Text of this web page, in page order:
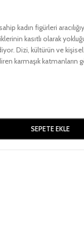
kadın figürleri
kasıtlı olarak
Dizi, kültürün ve
karmaşık
SEPETE EKLE